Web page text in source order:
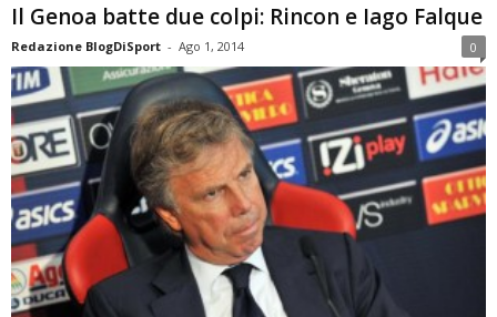
Il Genoa batte due colpi: Rincon e Iago Falque
Redazione BlogDiSport - Ago 1, 2014 0